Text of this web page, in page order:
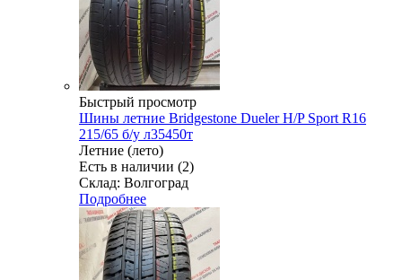
Быстрый просмотр
Шины летние Bridgestone Dueler H/P Sport R16
215/65 б/у л35450т
Летние (лето)
Есть в наличии (2)
Склад: Волгоград
Подробнее